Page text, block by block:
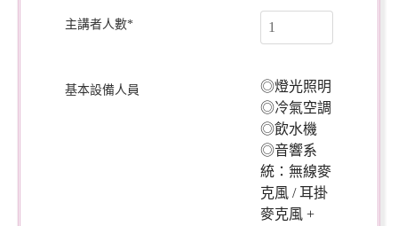
主講者人數*
基本設備人員
◎燈光照明
◎冷氣空調
◎飲水機
◎音響系
統：無線麥
克風 / 耳掛
麥克風 +